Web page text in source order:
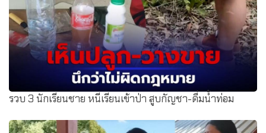
รวบ 3 นักเรียนชาย หนีเรียนเข้าป่า สูบกัญชา-ดื่มน้ำท่อม